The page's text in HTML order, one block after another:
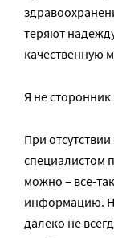
теряют
качественную
Я не
При
специалистом
можно – все-
информацию.
далеко не